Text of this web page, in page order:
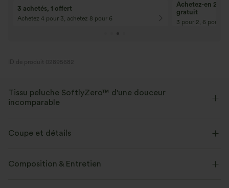
3 achetés, 1 offert
Achetez 4 pour 3, achetez 8 pour 6
Achetez-en 2,
gratuit
3 pour 2, 6 pour 4,
ID de produit 02895682
Tissu peluche SoftlyZero™ d'une douceur
incomparable
respirant pour un port tout au long de la journée.
Coupe et détails
Taille plate Poches latérales
Composition & Entretien